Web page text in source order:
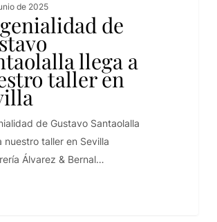
de 2025
de
llega a
taller en
de Gustavo Santaolalla
nuestro taller en Sevilla
Álvarez & Bernal…